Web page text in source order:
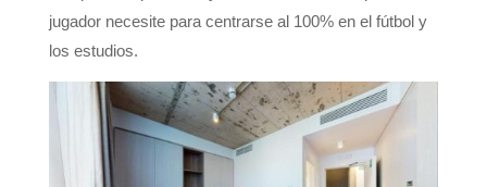
jugador necesite para centrarse al 100% en el fútbol y
los estudios.